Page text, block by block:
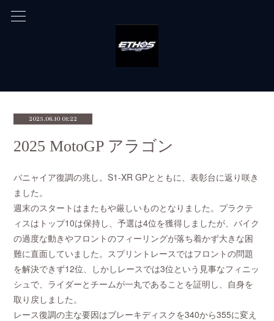
2025.06.10 01:22
2025 MotoGP アラゴン
バニャイア復調の兆し。S1-XR GPとともに、表彰台に返り咲き
ました。
週末のスタートはまたもや厳しいものとなりました。プラクテ
ィスはトップ10は保持し、予選は4位を獲得しましたが、バイク
の過度な動きやフロントのフィーリングが落ち着かず大きな困
難に直面していました。スプリントレースではフロントの問題
を解決できず12位、しかしレースでは3位という見事なフィニッ
シュで、ライダーとチームが一丸であることを証明し、自身を
取り戻しました。
レース復調の主な要因はブレーキディスクを340から355に変え